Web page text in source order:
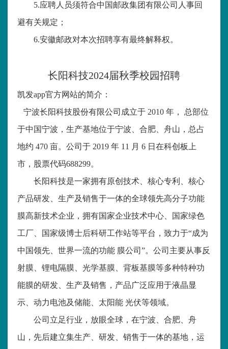
5.应聘人员须符合中国邮政集团有限公司人事回
避有关规定；
6.安徽邮政对本次招聘享有最终解释权。
长阳科技2024届秋季校园招聘
凯发app官方网站的简介：
宁波长阳科技股份有限公司成立于 2010年， 总部位
于中国宁波，生产基地位于宁波、合肥、舟山，总占
地约470亩。公司于 2019年 11 月6 日在科创板上
市，股票代码688299。
长阳科技是一家拥有原创技术、核心专利、核心
产品研发、生产及销售于一体的全球领先高分子功能
膜高新技术企业，拥有国家企业技术中心、国家绿色
工厂、国家级博士后科研工作站等平台，致力于“成为
中国领先、世界一流的功能 膜公司”。公司主要从事反
射膜、锂电隔膜、光学基膜、背板基膜等多种特种功
能膜的研发、生产及销售，产品广泛应用于液晶显
示、动力电池及储能、太阳能 光伏等领域。
公司立足行业，放眼全球，在宁波、合肥、舟
山，先后建立集生产、研发、销售于一体的基地，运